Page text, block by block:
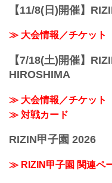
【11/8(日)開催】
≫ 大会情報／チケット
【7/18(土)開催】
HIROSHIMA
≫ 大会情報／チケット
≫ 対戦カード
RIZIN甲子園 2026
≫ RIZIN甲子園 関連ペ